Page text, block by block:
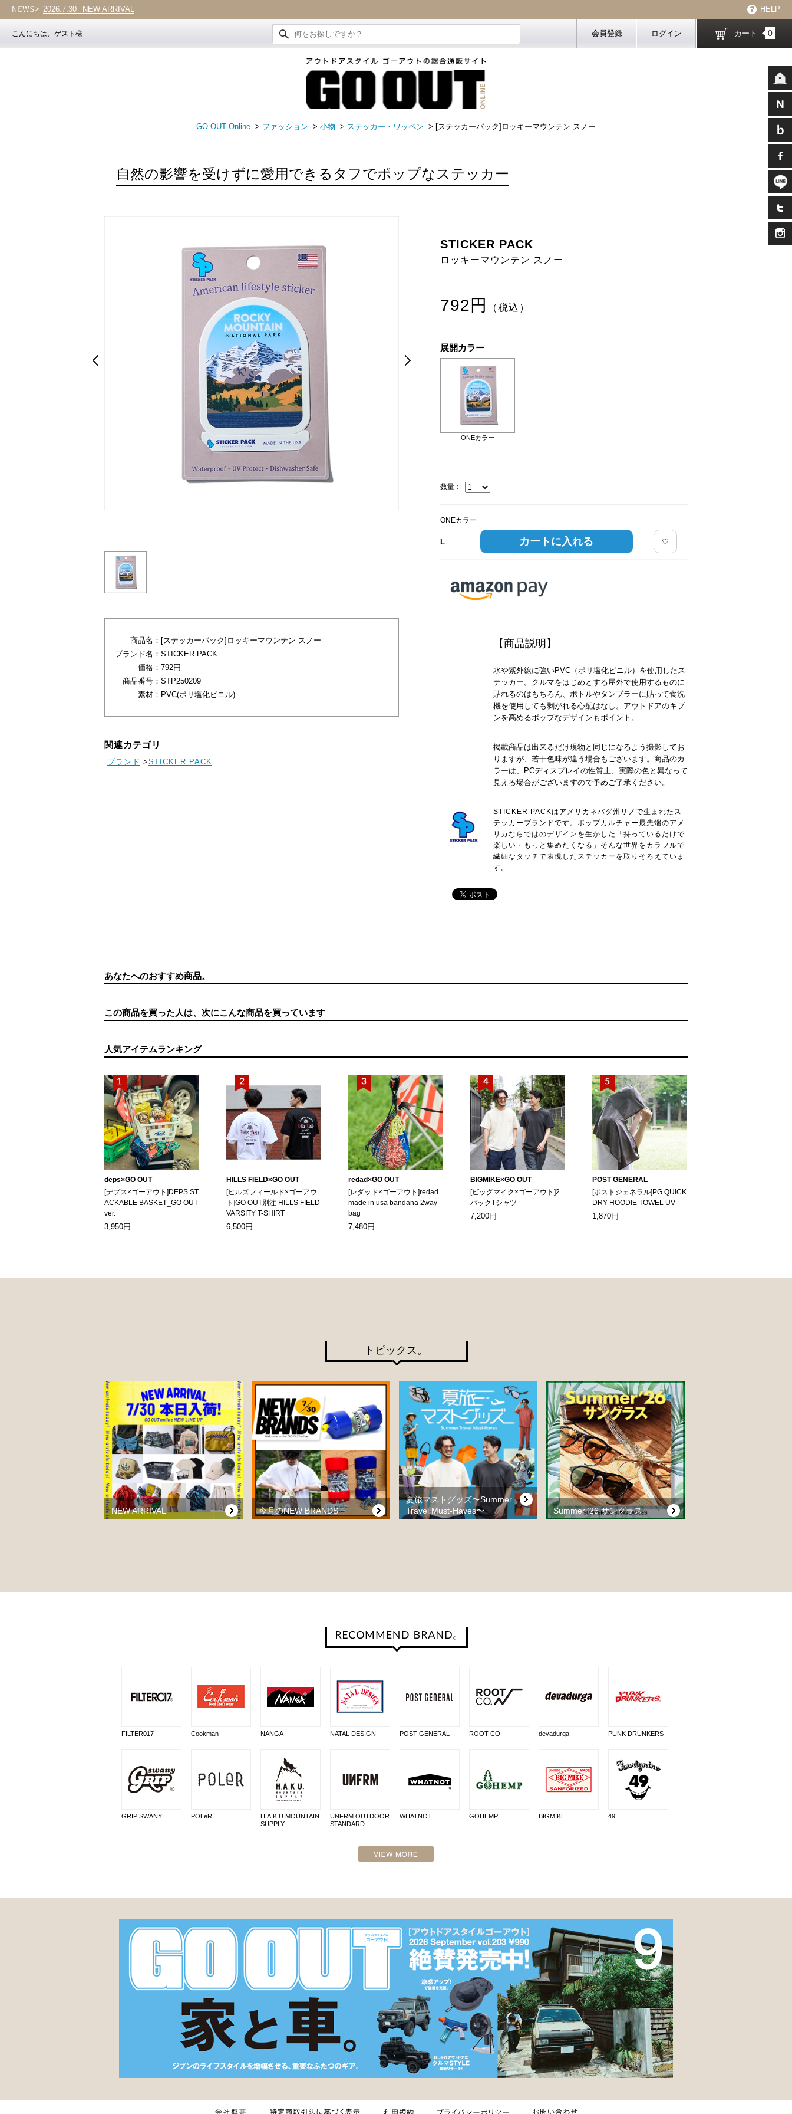
2026.7.30 Vol.203 HELP
こんにちは、ゲスト様 会員登録 ログイン カート 0
GO OUT Online > ファッション > 小物 > ステッカー・ワッペン > [ステッカーパック]ロッキーマウンテン スノー
自然の影響を受けずに愛用できるタフでポップなステッカー
STICKER PACK
ロッキーマウンテン スノー
792円 （税込）
展開カラー
ONEカラー
数量：
ONEカラー
L カートに入れる
【商品説明】
水や紫外線に強いPVC（ポリ塩化ビニル）を使用したス
テッカー。クルマをはじめとする屋外で使用するものに
貼れるのはもちろん、ボトルやタンブラーに貼って食洗
機を使用しても剥がれる心配はなし。アウトドアのキブ
ンを高めるポップなデザインもポイント。
掲載商品は出来るだけ現物と同じになるよう撮影してお
りますが、若干色味が違う場合もございます。商品のカ
ラーは、PCディスプレイの性質上、実際の色と異なって
見える場合がございますので予めご了承ください。
STICKER PACKはアメリカネバダ州リノで生まれたス
テッカーブランドです。ポップカルチャー最先端のアメ
リカならではのデザインを生かした「持っているだけで
楽しい・もっと集めたくなる」そんな世界をカラフルで
繊細なタッチで表現したステッカーを取りそろえていま
す。
商品名： [ステッカーパック]ロッキーマウンテン スノー
ブランド名： STICKER PACK
価格： 792円
商品番号： STP250209
素材： PVC(ポリ塩化ビニル)
関連カテゴリ
ブランド >STICKER PACK
あなたへのおすすめ商品。
この商品を買った人は、次にこんな商品を買っています
人気アイテムランキング
deps×GO OUT
[デプス×ゴーアウト]DEPS ST
ACKABLE BASKET_GO OUT
ver.
3,950円
HILLS FIELD×GO OUT
[ヒルズフィールド×ゴーアウ
ト]GO OUT別注 HILLS FIELD
VARSITY T-SHIRT
6,500円
redad×GO OUT
[レダッド×ゴーアウト]redad
made in usa bandana 2way
bag
7,480円
BIGMIKE×GO OUT
[ビッグマイク×ゴーアウト]2
パックTシャツ
7,200円
POST GENERAL
[ポストジェネラル]PG QUICK
DRY HOODIE TOWEL UV
1,870円
トピックス。
NEW ARRIVAL 今月のNEW BRANDS
夏旅マストグッズ〜Summer
Travel Must-Haves〜
Summer ’26 サングラス
FILTER017 Cookman NANGA NATAL DESIGN POST GENERAL ROOT CO. devadurga PUNK DRUNKERS
GRIP SWANY POLeR
H.A.K.U MOUNTAIN
SUPPLY
UNFRM OUTDOOR
STANDARD
WHATNOT GOHEMP BIGMIKE 49